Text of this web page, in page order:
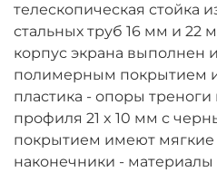
телескопическая стойка
стальных труб 16 мм и 22
корпус экрана выполнен
полимерным покрытием
пластика - опоры треноги
профиля 21 x 10 мм с
покрытием имеют мягкие
наконечники - материалы